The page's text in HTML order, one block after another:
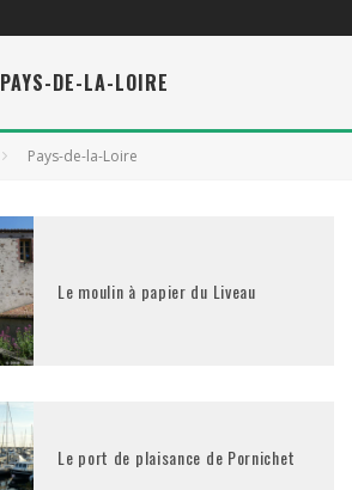
PAYS-DE-LA-LOIRE
Pays-de-la-Loire
Le moulin à papier du Liveau
Le port de plaisance de Pornichet